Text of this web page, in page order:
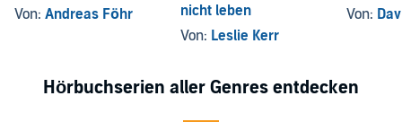
Von: Andreas Föhr
nicht leben
Von: Leslie Kerr
Von:
Hörbuchserien aller Genres entdecken